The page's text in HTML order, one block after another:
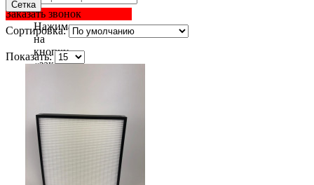
Заказать звонок
Нажимая
на
кнопку
«заказать
согласие
на
обработку
ваших
персональных
данных
Сетка
Сортировка:
Показать: